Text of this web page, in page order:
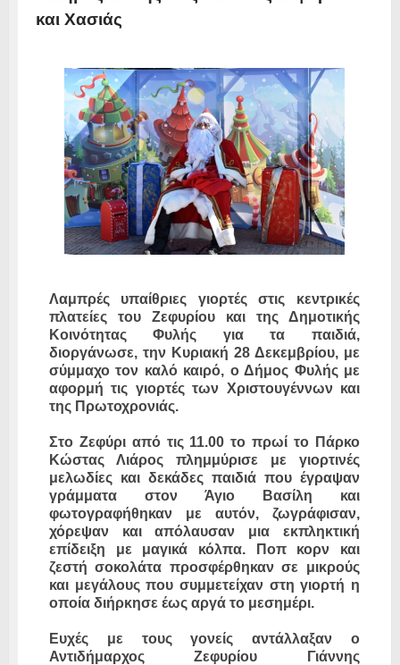
και Χασιάς
Λαμπρές υπαίθριες γιορτές στις κεντρικές
πλατείες του Ζεφυρίου και της Δημοτικής
Κοινότητας Φυλής για τα παιδιά,
διοργάνωσε, την Κυριακή 28 Δεκεμβρίου, με
σύμμαχο τον καλό καιρό, ο Δήμος Φυλής με
αφορμή τις γιορτές των Χριστουγέννων και
της Πρωτοχρονιάς.
Στο Ζεφύρι από τις 11.00 το πρωί το Πάρκο
Κώστας Λιάρος πλημμύρισε με γιορτινές
μελωδίες και δεκάδες παιδιά που έγραψαν
γράμματα στον Άγιο Βασίλη και
φωτογραφήθηκαν με αυτόν, ζωγράφισαν,
χόρεψαν και απόλαυσαν μια εκπληκτική
επίδειξη με μαγικά κόλπα. Ποπ κορν και
ζεστή σοκολάτα προσφέρθηκαν σε μικρούς
και μεγάλους που συμμετείχαν στη γιορτή η
οποία διήρκησε έως αργά το μεσημέρι.
Ευχές με τους γονείς αντάλλαξαν ο
Αντιδήμαρχος Ζεφυρίου Γιάννης